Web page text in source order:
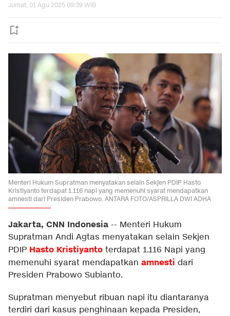
Jumat, 01 Agu 2025 09:39 WIB
Menteri Hukum Supratman menyatakan selain Sekjen PDIP Hasto
Kristiyanto terdapat 1.116 napi yang memenuhi syarat mendapatkan
amnesti dari Presiden Prabowo. ANTARA FOTO/ASPRILLA DWI ADHA
Jakarta, CNN Indonesia -- Menteri Hukum
Supratman Andi Agtas menyatakan selain Sekjen
PDIP Hasto Kristiyanto terdapat 1.116 Napi yang
memenuhi syarat mendapatkan amnesti dari
Presiden Prabowo Subianto.
Supratman menyebut ribuan napi itu diantaranya
terdiri dari kasus penghinaan kepada Presiden,